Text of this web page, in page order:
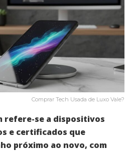
Comprar Tech Usada de Luxo Vale?
refere-se a dispositivos
e certificados que
próximo ao novo, com